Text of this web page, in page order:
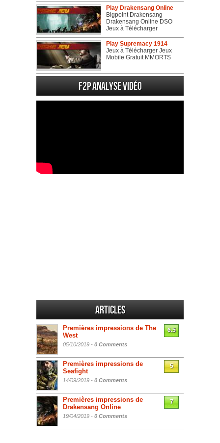
Play Drakensang Online
Bigpoint Drakensang
Drakensang Online DSO
Jeux à Télécharger
Play Supremacy 1914
Jeux à Télécharger Jeux
Mobile Gratuit MMORTS
F2P Analyse vidéo
Articles
Premières impressions de The
West
05/10/2019 - 0 Comments
6.5
Premières impressions de
Seafight
14/09/2019 - 0 Comments
5
Premières impressions de
Drakensang Online
19/04/2019 - 0 Comments
7